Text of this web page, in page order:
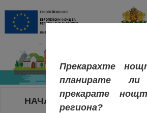
НАЧАЛО
Прекарахте
планирате
прекарате
региона?